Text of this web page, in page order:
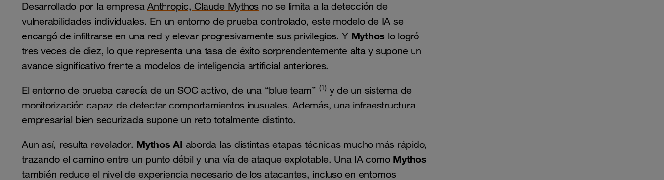
Desarrollado por la empresa Anthropic, Claude Mythos no se limita a la detección de
vulnerabilidades individuales. En un entorno de prueba controlado, este modelo de IA se
encargó de infiltrarse en una red y elevar progresivamente sus privilegios. Y Mythos lo logró
tres veces de diez, lo que representa una tasa de éxito sorprendentemente alta y supone un
avance significativo frente a modelos de inteligencia artificial anteriores.
El entorno de prueba carecía de un SOC activo, de una “blue team” (1) y de un sistema de
monitorización capaz de detectar comportamientos inusuales. Además, una infraestructura
empresarial bien securizada supone un reto totalmente distinto.
Aun así, resulta revelador. Mythos AI aborda las distintas etapas técnicas mucho más rápido,
trazando el camino entre un punto débil y una vía de ataque explotable. Una IA como Mythos
también reduce el nivel de experiencia necesario de los atacantes, incluso en entornos